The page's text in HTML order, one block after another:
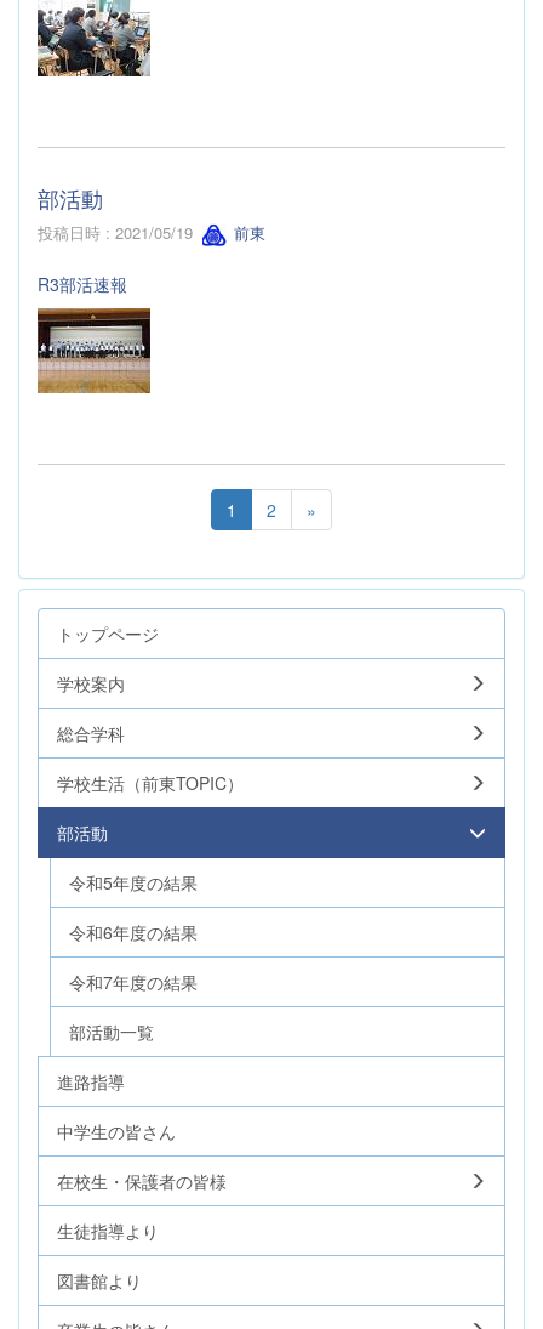
部活動
投稿日時 : 2021/05/19 前東
R3部活速報
1 2 »
トップページ
学校案内
総合学科
学校生活（前東TOPIC）
部活動
令和5年度の結果
令和6年度の結果
令和7年度の結果
部活動一覧
進路指導
中学生の皆さん
在校生・保護者の皆様
生徒指導より
図書館より